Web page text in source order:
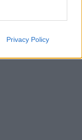
Privacy Policy